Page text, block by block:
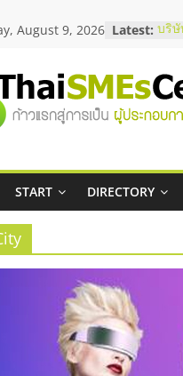
August 9, 2026 Latest: บริษั
อย
เริ่ม
สัม
ไช
ร้าน
ย์
ม
มูล
กิจ
START DIRECTORY